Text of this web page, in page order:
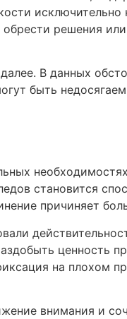
исключительно
решения
В данных
быть
становится
причиняет
ценность
на плохом
внимания и